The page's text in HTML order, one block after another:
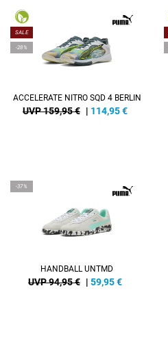
SALE
-28%
ACCELERATE NITRO SQD 4 BERLIN
UVP 159,95 € | 114,95€
-37%
HANDBALL UNTMD
UVP 94,95 € | 59,95€